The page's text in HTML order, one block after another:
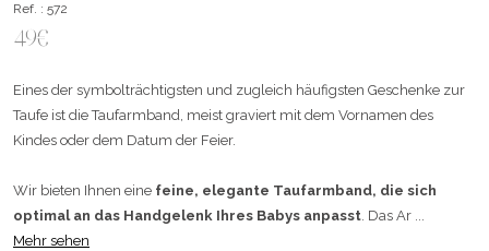
Ref. : 572
49€
Eines der symbolträchtigsten und zugleich häufigsten Geschenke zur
Taufe ist die Taufarmband, meist graviert mit dem Vornamen des
Kindes oder dem Datum der Feier.
Wir bieten Ihnen eine feine, elegante Taufarmband, die sich
optimal an das Handgelenk Ihres Babys anpasst. Das Ar ...
Mehr sehen